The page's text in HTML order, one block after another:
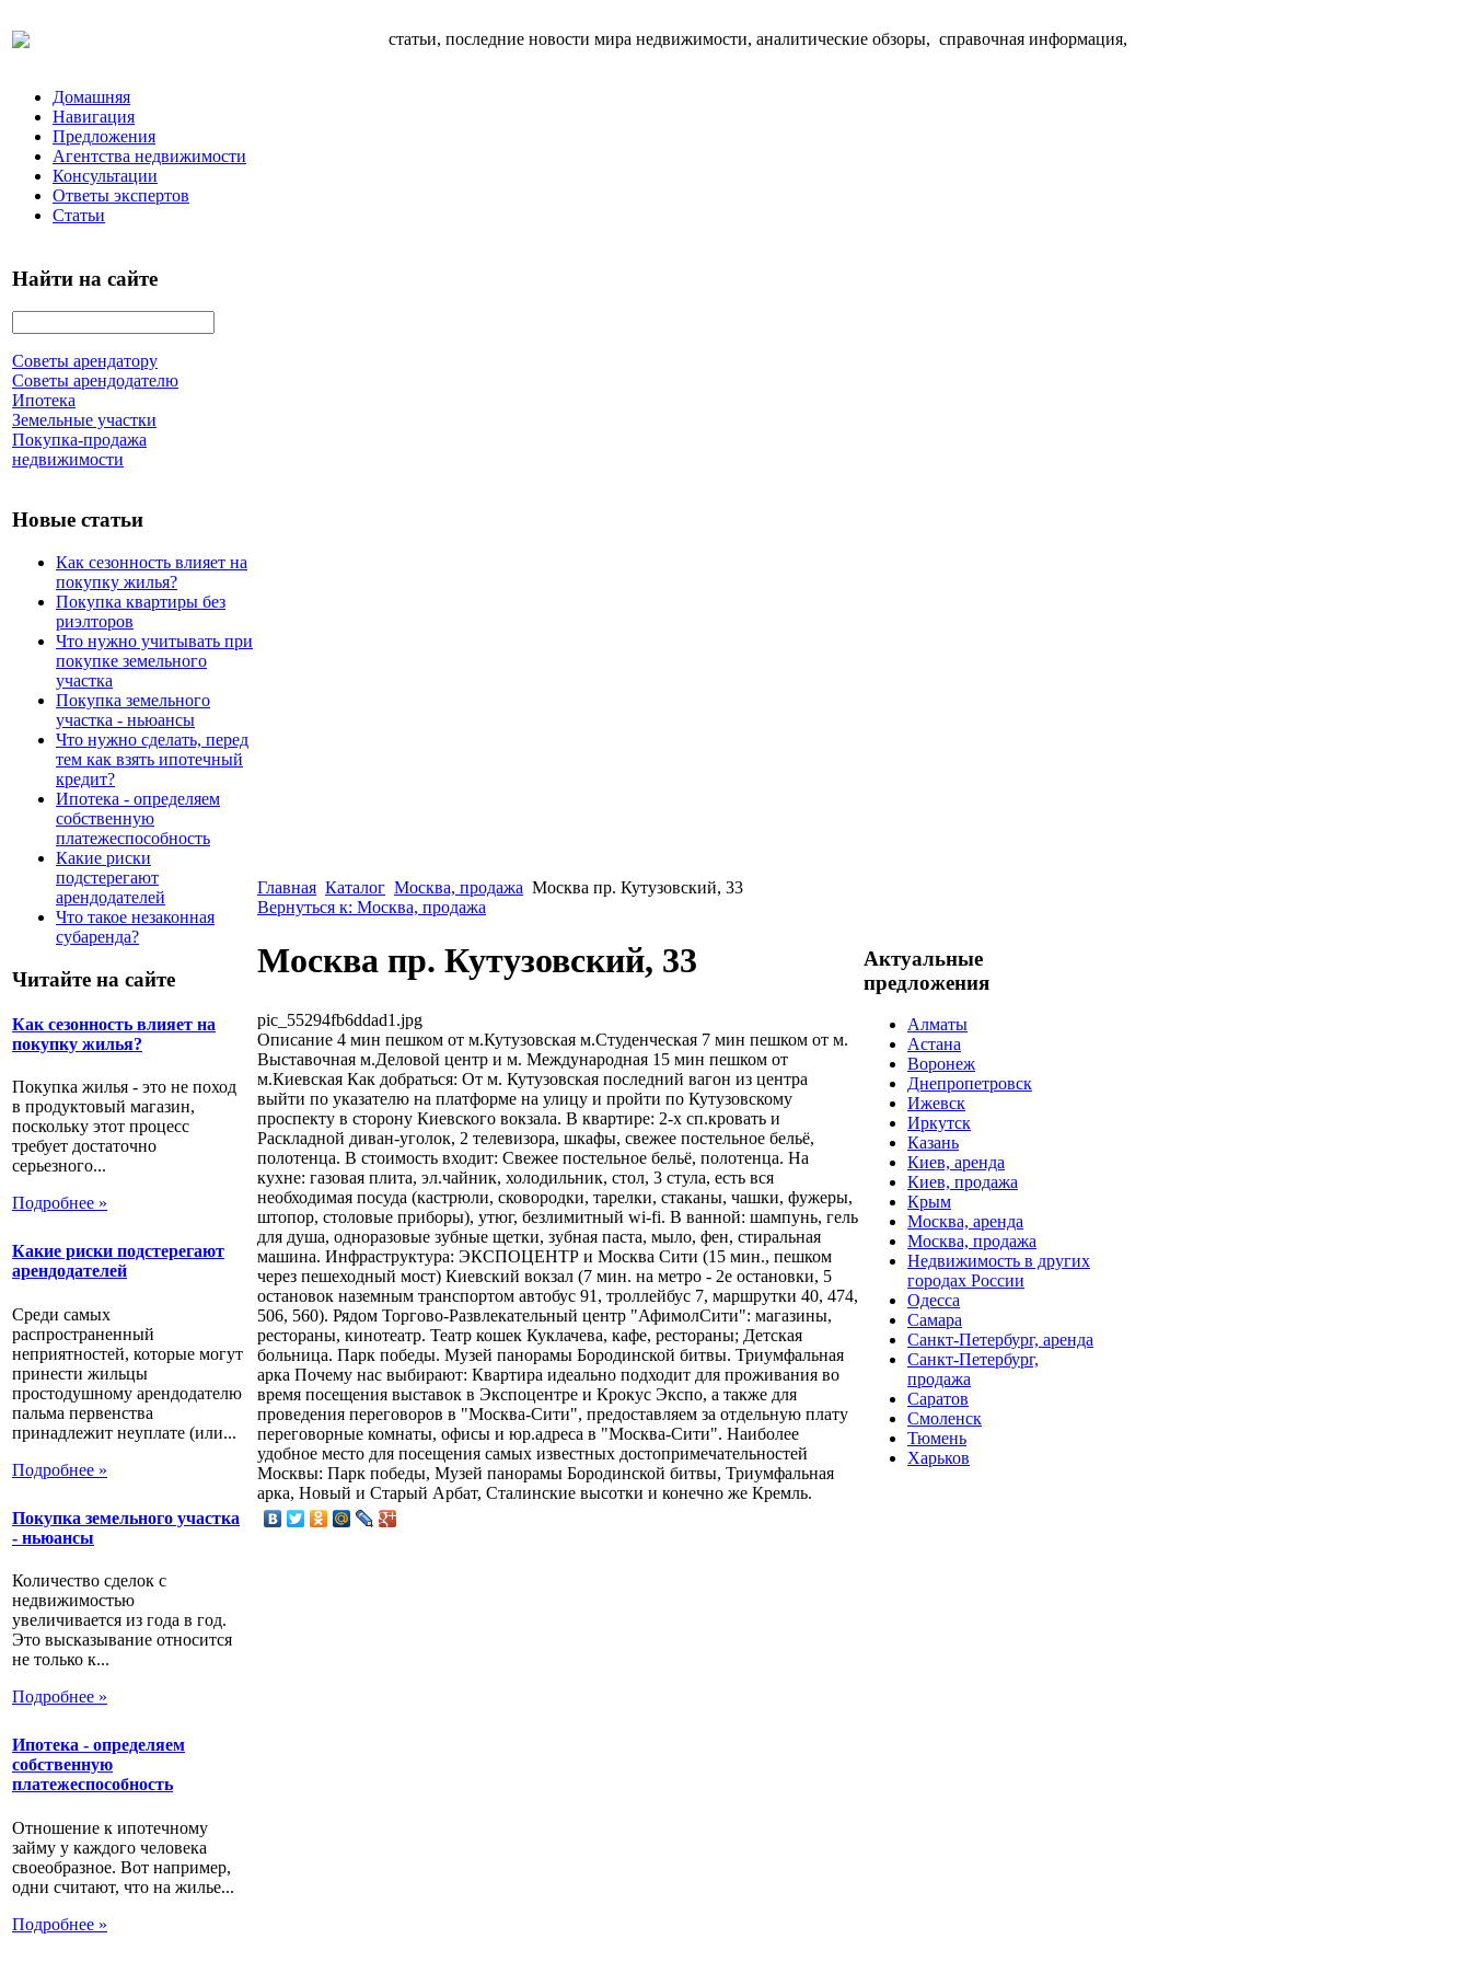
статьи, последние новости мира недвижимости, аналитические обзоры, справочная информация,
Домашняя
Навигация
Предложения
Агентства недвижимости
Консультации
Ответы экспертов
Статьи
Найти на сайте
Советы арендатору
Советы арендодателю
Ипотека
Земельные участки
Покупка-продажа
недвижимости
Новые статьи
Как сезонность влияет на
покупку жилья?
Покупка квартиры без
риэлторов
Что нужно учитывать при
покупке земельного
участка
Покупка земельного
участка - ньюансы
Что нужно сделать, перед
тем как взять ипотечный
кредит?
Ипотека - определяем
собственную
платежеспособность
Какие риски
подстерегают
арендодателей
Что такое незаконная
субаренда?
Читайте на сайте
Как сезонность влияет на
покупку жилья?
Покупка жилья - это не поход
в продуктовый магазин,
поскольку этот процесс
требует достаточно
серьезного...
Подробнее »
Какие риски подстерегают
арендодателей
Среди самых
распространенный
неприятностей, которые могут
принести жильцы
простодушному арендодателю
пальма первенства
принадлежит неуплате (или...
Подробнее »
Покупка земельного участка
- ньюансы
Количество сделок с
недвижимостью
увеличивается из года в год.
Это высказывание относится
не только к...
Подробнее »
Ипотека - определяем
собственную
платежеспособность
Отношение к ипотечному
займу у каждого человека
своеобразное. Вот например,
одни считают, что на жилье...
Подробнее »
Главная Каталог Москва, продажа Москва пр. Кутузовский, 33
Вернуться к: Москва, продажа
Москва пр. Кутузовский, 33
pic_55294fb6ddad1.jpg
Описание 4 мин пешком от м.Кутузовская м.Студенческая 7 мин пешком от м.
Выставочная м.Деловой центр и м. Международная 15 мин пешком от
м.Киевская Как добраться: От м. Кутузовская последний вагон из центра
выйти по указателю на платформе на улицу и пройти по Кутузовскому
проспекту в сторону Киевского вокзала. В квартире: 2-х сп.кровать и
Раскладной диван-уголок, 2 телевизора, шкафы, свежее постельное бельё,
полотенца. В стоимость входит: Свежее постельное бельё, полотенца. На
кухне: газовая плита, эл.чайник, холодильник, стол, 3 стула, есть вся
необходимая посуда (кастрюли, сковородки, тарелки, стаканы, чашки, фужеры,
штопор, столовые приборы), утюг, безлимитный wi-fi. В ванной: шампунь, гель
для душа, одноразовые зубные щетки, зубная паста, мыло, фен, стиральная
машина. Инфраструктура: ЭКСПОЦЕНТР и Москва Сити (15 мин., пешком
через пешеходный мост) Киевский вокзал (7 мин. на метро - 2е остановки, 5
остановок наземным транспортом автобус 91, троллейбус 7, маршрутки 40, 474,
506, 560). Рядом Торгово-Развлекательный центр "АфимолСити": магазины,
рестораны, кинотеатр. Театр кошек Куклачева, кафе, рестораны; Детская
больница. Парк победы. Музей панорамы Бородинской битвы. Триумфальная
арка Почему нас выбирают: Квартира идеально подходит для проживания во
время посещения выставок в Экспоцентре и Крокус Экспо, а также для
проведения переговоров в "Москва-Сити", предоставляем за отдельную плату
переговорные комнаты, офисы и юр.адреса в "Москва-Сити". Наиболее
удобное место для посещения самых известных достопримечательностей
Москвы: Парк победы, Музей панорамы Бородинской битвы, Триумфальная
арка, Новый и Старый Арбат, Сталинские высотки и конечно же Кремль.
Актуальные
предложения
Алматы
Астана
Воронеж
Днепропетровск
Ижевск
Иркутск
Казань
Киев, аренда
Киев, продажа
Крым
Москва, аренда
Москва, продажа
Недвижимость в других
городах России
Одесса
Самара
Санкт-Петербург, аренда
Санкт-Петербург,
продажа
Саратов
Смоленск
Тюмень
Харьков